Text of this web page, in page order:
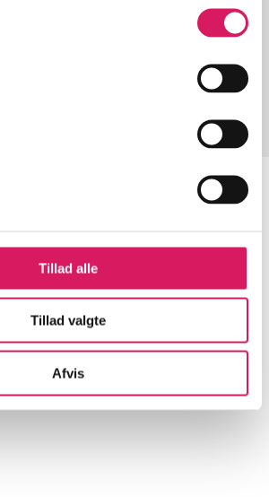
Tillad alle
Tillad valgte
Afvis
fordelt på udgivelser